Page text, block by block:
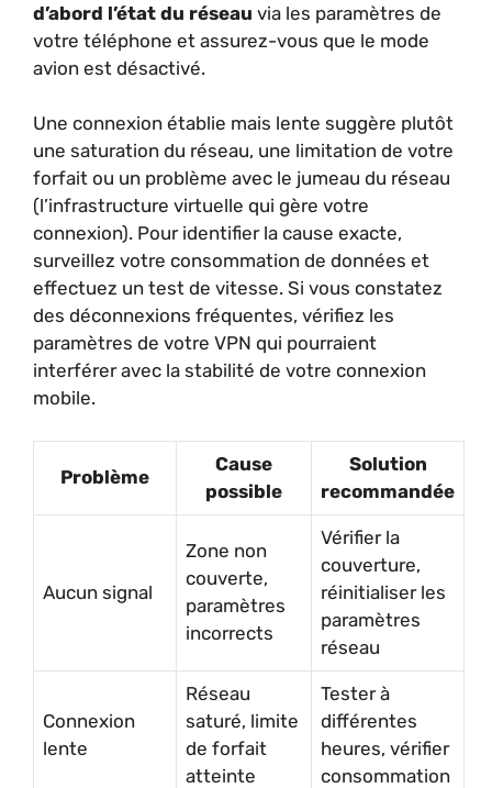
d’abord l’état du réseau via les paramètres de
votre téléphone et assurez-vous que le mode
avion est désactivé.
Une connexion établie mais lente suggère plutôt
une saturation du réseau, une limitation de votre
forfait ou un problème avec le jumeau du réseau
(l’infrastructure virtuelle qui gère votre
connexion). Pour identifier la cause exacte,
surveillez votre consommation de données et
effectuez un test de vitesse. Si vous constatez
des déconnexions fréquentes, vérifiez les
paramètres de votre VPN qui pourraient
interférer avec la stabilité de votre connexion
mobile.
Problème
Cause
possible
Solution
recommandée
Aucun signal
Zone non
couverte,
paramètres
incorrects
Vérifier la
couverture,
réinitialiser les
paramètres
réseau
Connexion
lente
Réseau
saturé, limite
de forfait
atteinte
Tester à
différentes
heures, vérifier
consommation